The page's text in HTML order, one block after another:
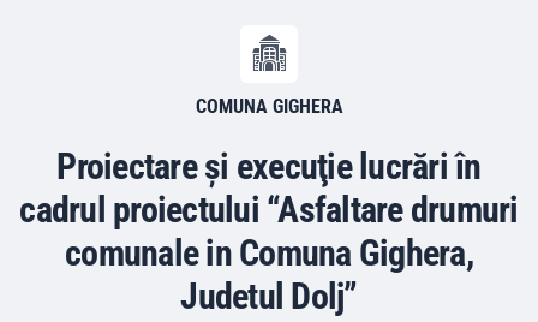
COMUNA GIGHERA
Proiectare şi execuţie lucrări în
cadrul proiectului “Asfaltare drumuri
comunale in Comuna Gighera,
Judetul Dolj”